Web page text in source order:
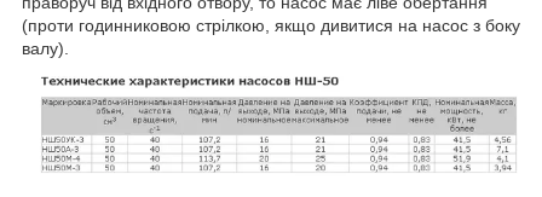
(проти годинниковою стрілкою, якщо дивитися на насос з боку
валу).